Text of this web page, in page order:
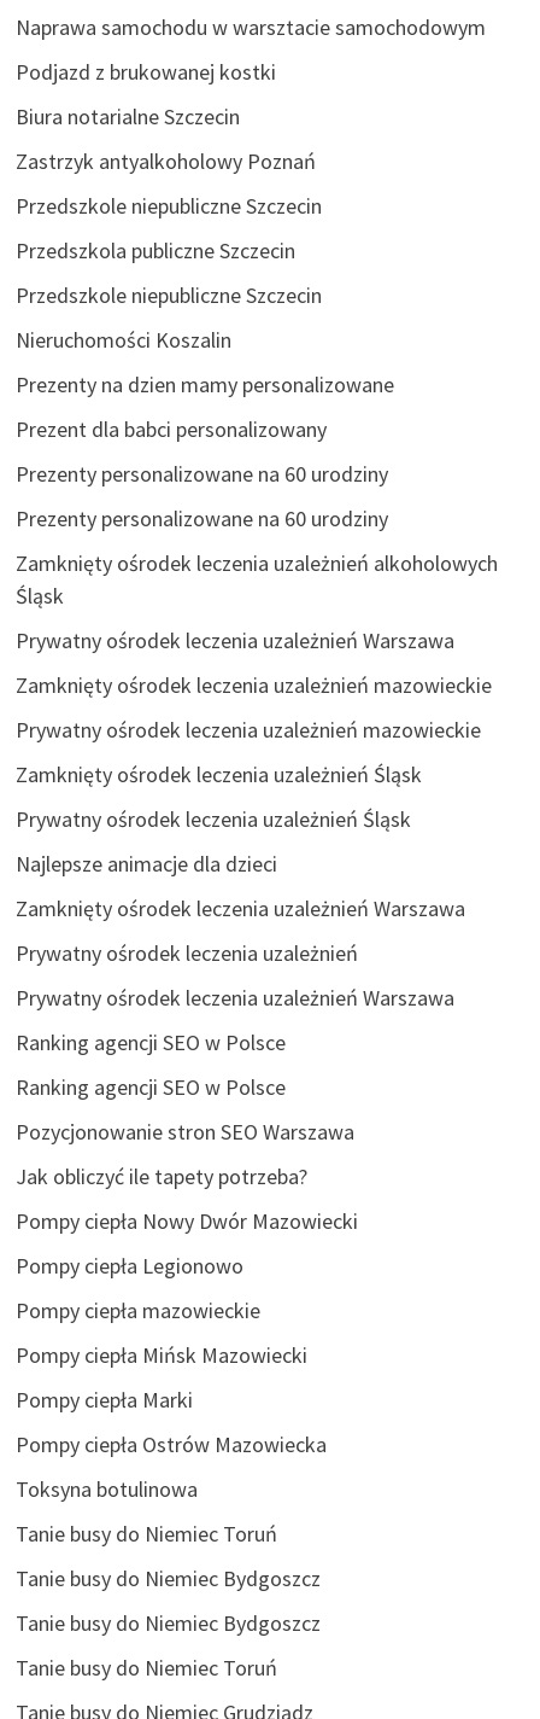
Naprawa samochodu w warsztacie samochodowym
Podjazd z brukowanej kostki
Biura notarialne Szczecin
Zastrzyk antyalkoholowy Poznań
Przedszkole niepubliczne Szczecin
Przedszkola publiczne Szczecin
Przedszkole niepubliczne Szczecin
Nieruchomości Koszalin
Prezenty na dzien mamy personalizowane
Prezent dla babci personalizowany
Prezenty personalizowane na 60 urodziny
Prezenty personalizowane na 60 urodziny
Zamknięty ośrodek leczenia uzależnień alkoholowych
Śląsk
Prywatny ośrodek leczenia uzależnień Warszawa
Zamknięty ośrodek leczenia uzależnień mazowieckie
Prywatny ośrodek leczenia uzależnień mazowieckie
Zamknięty ośrodek leczenia uzależnień Śląsk
Prywatny ośrodek leczenia uzależnień Śląsk
Najlepsze animacje dla dzieci
Zamknięty ośrodek leczenia uzależnień Warszawa
Prywatny ośrodek leczenia uzależnień
Prywatny ośrodek leczenia uzależnień Warszawa
Ranking agencji SEO w Polsce
Ranking agencji SEO w Polsce
Pozycjonowanie stron SEO Warszawa
Jak obliczyć ile tapety potrzeba?
Pompy ciepła Nowy Dwór Mazowiecki
Pompy ciepła Legionowo
Pompy ciepła mazowieckie
Pompy ciepła Mińsk Mazowiecki
Pompy ciepła Marki
Pompy ciepła Ostrów Mazowiecka
Toksyna botulinowa
Tanie busy do Niemiec Toruń
Tanie busy do Niemiec Bydgoszcz
Tanie busy do Niemiec Bydgoszcz
Tanie busy do Niemiec Toruń
Tanie busy do Niemiec Grudziądz